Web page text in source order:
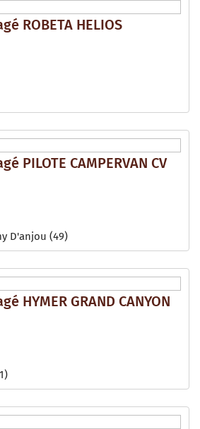
ROBETA HELIOS
PILOTE CAMPERVAN CV
D'anjou (49)
HYMER GRAND CANYON